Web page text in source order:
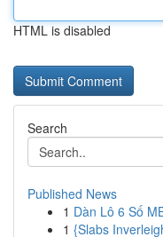
HTML is disabled
Search
Published News
1 Dàn Lô 6 Số
1 {Slabs